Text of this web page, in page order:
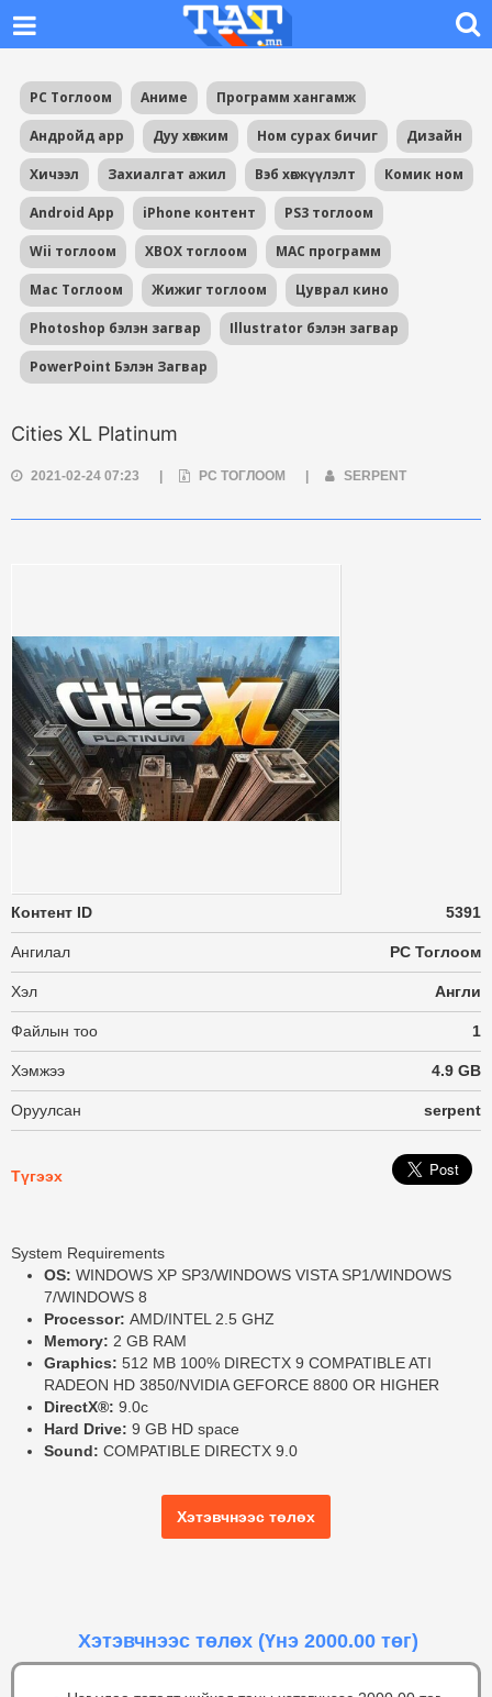
PC Тоглоом Аниме Программ хангамж
Андройд app Дуу хөгжим Ном сурах бичиг Дизайн
Хичээл Захиалгат ажил Вэб хөгжүүлэлт Комик ном
Android App iPhone контент PS3 тоглоом
Wii тоглоом XBOX тоглоом MAC программ
Mac Тоглоом Жижиг тоглоом Цуврал кино
Photoshop бэлэн загвар Illustrator бэлэн загвар
PowerPoint Бэлэн Загвар
Cities XL Platinum
2021-02-24 07:23 PC ТОГЛООМ SERPENT
Контент ID 5391
Ангилал PC Тоглоом
Хэл Англи
Файлын тоо 1
Хэмжээ 4.9 GB
Оруулсан serpent
Түгээх
System Requirements
OS: WINDOWS XP SP3/WINDOWS VISTA SP1/WINDOWS
7/WINDOWS 8
Processor: AMD/INTEL 2.5 GHZ
Memory: 2 GB RAM
Graphics: 512 MB 100% DIRECTX 9 COMPATIBLE ATI
RADEON HD 3850/NVIDIA GEFORCE 8800 OR HIGHER
DirectX®: 9.0c
Hard Drive: 9 GB HD space
Sound: COMPATIBLE DIRECTX 9.0
Хэтэвчнээс төлөх
Хэтэвчнээс төлөх (Үнэ 2000.00 төг)